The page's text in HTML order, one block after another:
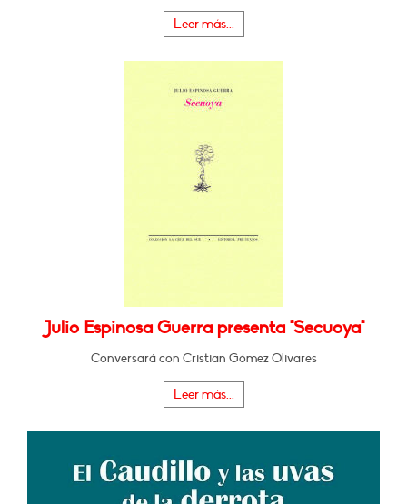
Leer más...
Julio Espinosa Guerra presenta "Secuoya"
Conversará con Cristian Gómez Olivares
Leer más...